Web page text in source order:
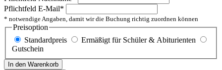
Pflichtfeld E-Mail*
* notwendige Angaben, damit wir die Buchung richtig zuordnen können
Preisoption
Standardpreis
Ermäßigt für Schüler & Abiturienten
Gutschein